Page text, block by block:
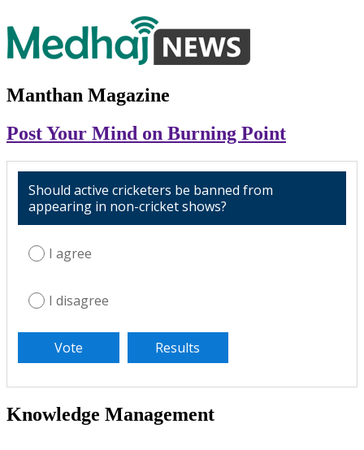
Manthan Magazine
Post Your Mind on Burning Point
Should active cricketers be banned from
appearing in non-cricket shows?
I agree
I disagree
Knowledge Management